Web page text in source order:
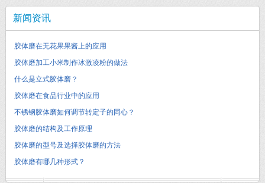
新闻资讯
胶体磨在无花果果酱上的应用
胶体磨加工小米制作冰激凌粉的做法
什么是立式胶体磨？
胶体磨在食品行业中的应用
不锈钢胶体磨如何调节转定子的同心？
胶体磨的结构及工作原理
胶体磨的型号及选择胶体磨的方法
胶体磨有哪几种形式？